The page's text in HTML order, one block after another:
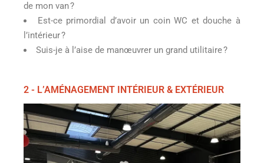
de mon van ?
Est-ce primordial d’avoir un coin WC et douche à
l’intérieur ?
Suis-je à l’aise de manœuvrer un grand utilitaire ?
2 - L’AMÉNAGEMENT INTÉRIEUR & EXTÉRIEUR